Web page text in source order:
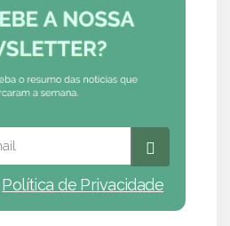
Política de Privacidade